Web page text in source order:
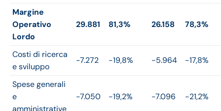
Margine
Operativo
Lordo
29.881 81,3% 26.158 78,3%
Costi di ricerca
e sviluppo
-7.272 -19,8% -5.964 -17,8%
Spese generali
e
amministrative
-7.050 -19,2% -7.096 -21,2%